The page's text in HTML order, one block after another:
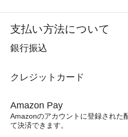
支払い方法について
銀行振込
クレジットカード
Amazon Pay
Amazonのアカウントに登録された
て決済できます。